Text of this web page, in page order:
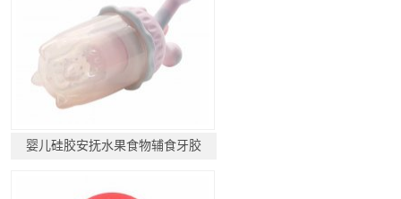
婴儿硅胶安抚水果食物辅食牙胶